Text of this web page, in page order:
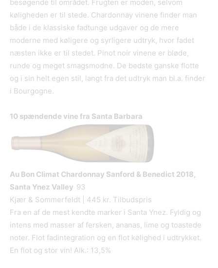
besøgende til området. Frugten er moden, selvom
køligheden er til stede. Chardonnay vinene finder man
både i de klassiske fadtunge udgaver og de mere
moderne med køligere og syrligere udtryk, hvor fadet
næsten ikke er til stedet. Pinot noir vinene er bløde,
runde og meget smagsmodne. De bedste ganske flotte
og i sin helt egen stil, langt fra det udtryk man bl.a. finder
i Bourgogne.
10 spændende vine fra Santa Barbara
Au Bon Climat Chardonnay Sanford & Benedict 2018,
Santa Ynez Valley 93
Kjær & Sommerfeldt | 445 kr. Tilbudspris
Fra en af de mest kendte marker i Santa Ynez. Fyldig og
intens med masser af fersken, ananas, lime og toastede
noter. Flot fadintegration og en flot kølighed i udtrykket.
En flot og stor vin! Alk.: 13,5%